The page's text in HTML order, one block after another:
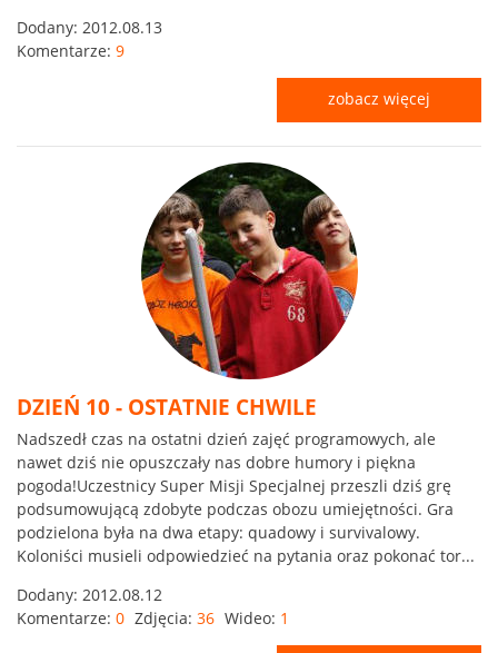
Dodany: 2012.08.13
Komentarze: 9
zobacz więcej
DZIEŃ 10 - OSTATNIE CHWILE
Nadszedł czas na ostatni dzień zajęć programowych, ale
nawet dziś nie opuszczały nas dobre humory i piękna
pogoda!Uczestnicy Super Misji Specjalnej przeszli dziś grę
podsumowującą zdobyte podczas obozu umiejętności. Gra
podzielona była na dwa etapy: quadowy i survivalowy.
Koloniści musieli odpowiedzieć na pytania oraz pokonać tor...
Dodany: 2012.08.12
Komentarze: 0 Zdjęcia: 36 Wideo: 1